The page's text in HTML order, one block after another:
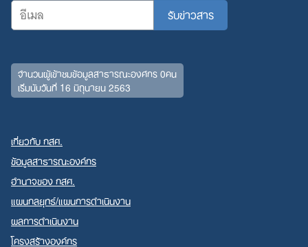
Search
จำนวนผู้เข้าชมข้อมูลสาธารณะองค์กร 0คน
เริ่มนับวันที่ 16 มิถุนายน 2563
เกี่ยวกับ กสศ.
ข้อมูลสาธารณะองค์กร
อำนาจของ กสศ.
แผนกลยุทธ์/แผนการดำเนินงาน
ผลการดำเนินงาน
โครงสร้างองค์กร